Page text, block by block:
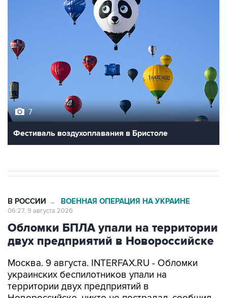
7
Фестиваль воздухоплавания в Бристоле
В РОССИИ → ВОЕННАЯ ОПЕРАЦИЯ НА УКРАИНЕ
06:27, 9 августа 2026
Обломки БПЛА упали на территории
двух предприятий в Новороссийске
Москва. 9 августа. INTERFAX.RU - Обломки
украинских беспилотников упали на
территории двух предприятий в